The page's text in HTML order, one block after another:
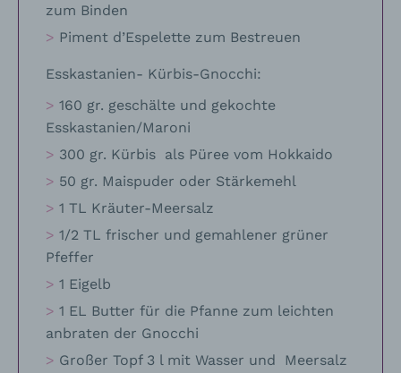
zum Binden
Piment d’Espelette zum Bestreuen
Esskastanien- Kürbis-Gnocchi:
160 gr. geschälte und gekochte
Esskastanien/Maroni
300 gr. Kürbis als Püree vom Hokkaido
50 gr. Maispuder oder Stärkemehl
1 TL Kräuter-Meersalz
1/2 TL frischer und gemahlener grüner
Pfeffer
1 Eigelb
1 EL Butter für die Pfanne zum leichten
anbraten der Gnocchi
Großer Topf 3 l mit Wasser und Meersalz